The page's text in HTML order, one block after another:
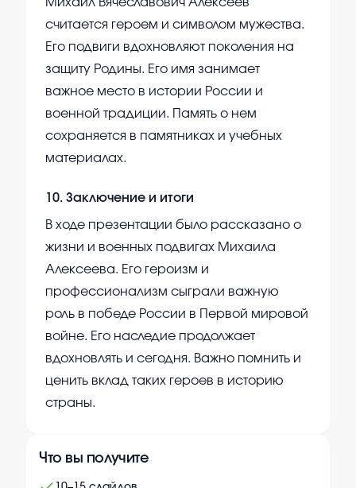
считается героем и символом мужества.
Его подвиги вдохновляют поколения на
защиту Родины. Его имя занимает
важное место в истории России и
военной традиции. Память о нем
сохраняется в памятниках и учебных
материалах.
10. Заключение и итоги
В ходе презентации было рассказано о
жизни и военных подвигах Михаила
Алексеева. Его героизм и
профессионализм сыграли важную
роль в победе России в Первой мировой
войне. Его наследие продолжает
вдохновлять и сегодня. Важно помнить и
ценить вклад таких героев в историю
страны.
Что вы получите